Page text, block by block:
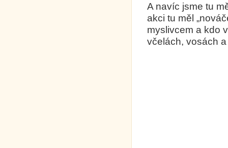
A navíc jsme tu
akci tu měl
myslivcem a kdo
včelách, vosách